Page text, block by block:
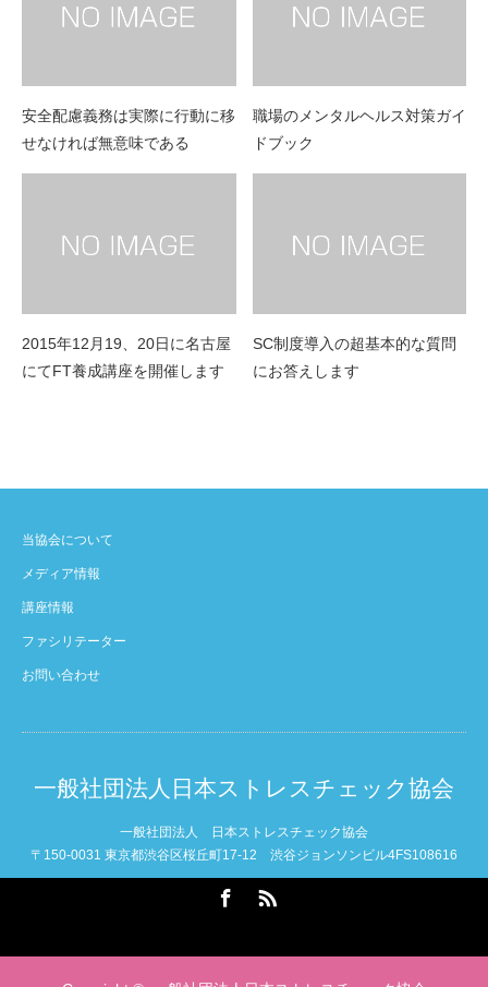
安全配慮義務は実際に行動に移
せなければ無意味である
職場のメンタルヘルス対策ガイ
ドブック
2015年12月19、20日に名古屋
にてFT養成講座を開催します
SC制度導入の超基本的な質問
にお答えします
当協会について
メディア情報
講座情報
ファシリテーター
お問い合わせ
一般社団法人日本ストレスチェック協会
一般社団法人 日本ストレスチェック協会
〒150-0031 東京都渋谷区桜丘町17-12 渋谷ジョンソンビル4FS108616